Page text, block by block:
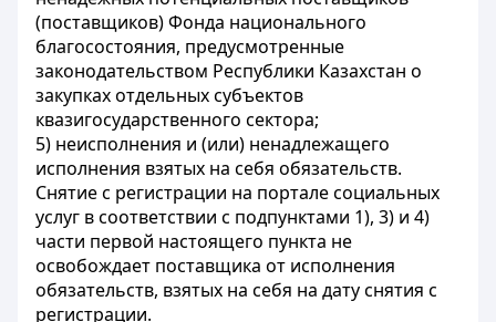
(поставщиков) Фонда национального
благосостояния, предусмотренные
законодательством Республики Казахстан о
закупках отдельных субъектов
квазигосударственного сектора;
5) неисполнения и (или) ненадлежащего
исполнения взятых на себя обязательств.
Снятие с регистрации на портале социальных
услуг в соответствии с подпунктами 1), 3) и 4)
части первой настоящего пункта не
освобождает поставщика от исполнения
обязательств, взятых на себя на дату снятия с
регистрации.